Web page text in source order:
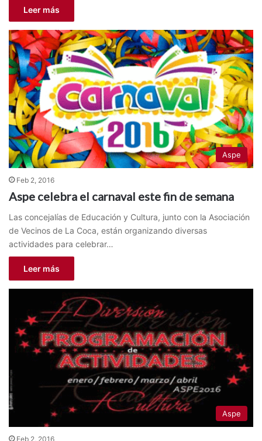
Leer más
Aspe
Feb 2, 2016
Aspe celebra el carnaval este fin de semana
Las concejalías de Educación y Cultura, junto con la Asociación
de Vecinos de La Coca, están organizando diversas
actividades para celebrar…
Leer más
Aspe
Feb 2, 2016